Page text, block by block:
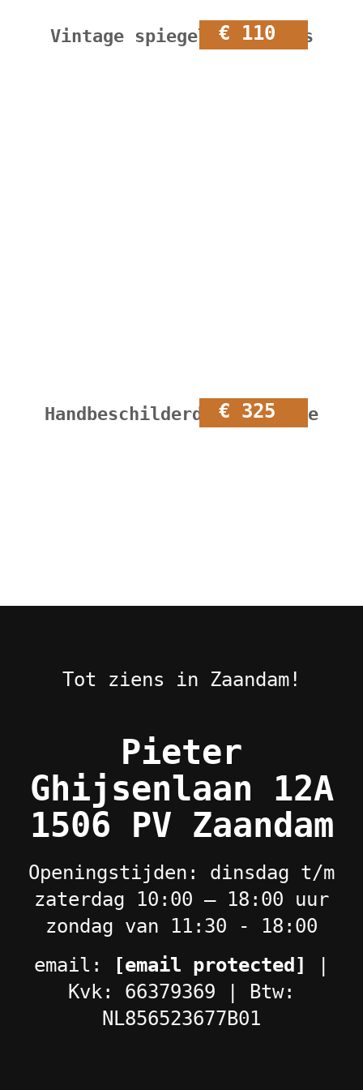
Vintage spiegel met lades
€ 110
Handbeschilderd hoekkastje
€ 325
Tot ziens in Zaandam!
Pieter
Ghijsenlaan 12A
1506 PV Zaandam
Openingstijden: dinsdag t/m
zaterdag 10:00 – 18:00 uur
zondag van 11:30 - 18:00
email:
[email protected]
Kvk: 66379369 | Btw:
NL856523677B01